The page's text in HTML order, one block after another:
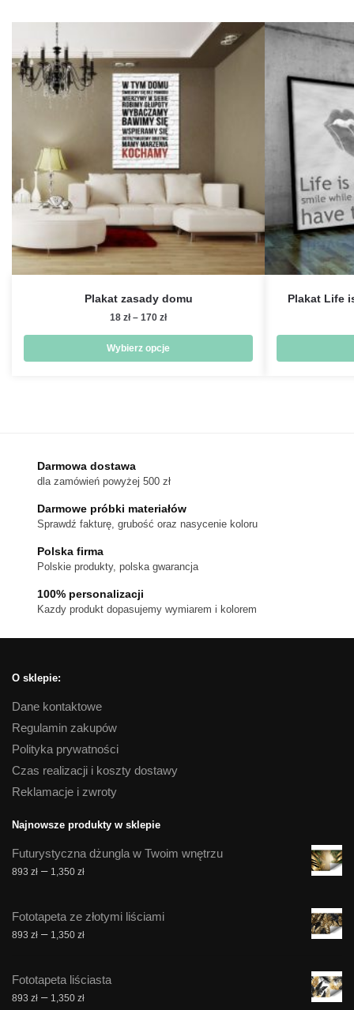
Plakat zasady domu
18 zł – 170 złZakres
od
18 zł
Wybierz opcje
można
wybrać
na
produktu
Plakat Life
Darmowa dostawa
dla zamówień powyżej 500 zł
Darmowe próbki materiałów
Sprawdź fakturę, grubość oraz nasycenie koloru
Polska firma
Polskie produkty, polska gwarancja
100% personalizacji
Kazdy produkt dopasujemy wymiarem i kolorem
O sklepie:
Dane kontaktowe
Regulamin zakupów
Polityka prywatności
Czas realizacji i koszty dostawy
Reklamacje i zwroty
Najnowsze produkty w sklepie
Futurystyczna dżungla w Twoim wnętrzu
893 zł – 1,350 złZakres
893 zł
do
Fototapeta ze złotymi liściami
893 zł – 1,350 złZakres
893 zł
do
Fototapeta liściasta
893 zł – 1,350 złZakres